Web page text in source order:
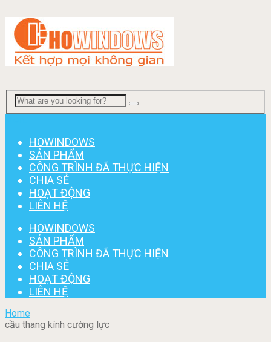
HOWINDOWS
SẢN PHẨM
CÔNG TRÌNH ĐÃ THỰC HIỆN
CHIA SẺ
HOẠT ĐỘNG
LIÊN HỆ
HOWINDOWS
SẢN PHẨM
CÔNG TRÌNH ĐÃ THỰC HIỆN
CHIA SẺ
HOẠT ĐỘNG
LIÊN HỆ
Home
cầu thang kính cường lực